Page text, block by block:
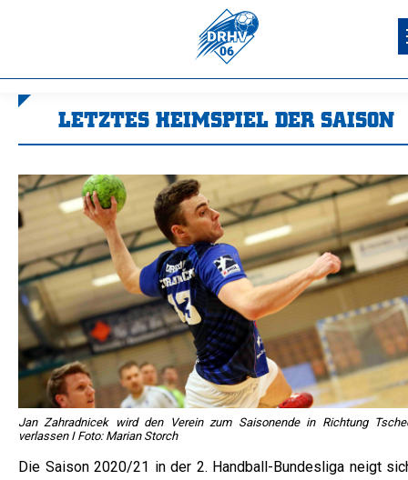
LETZTES HEIMSPIEL DER SAISON
Jan Zahradnicek wird den Verein zum Saisonende in Richtung
verlassen I Foto: Marian Storch
Die Saison 2020/21 in der 2. Handball-Bundesliga neigt